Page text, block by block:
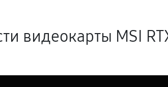
видеокарты MSI